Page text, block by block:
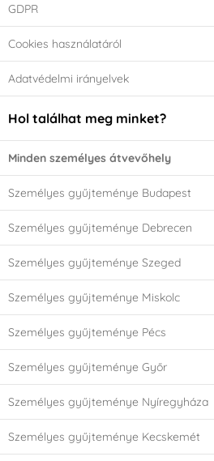
GDPR
Cookies használatáról
Adatvédelmi irányelvek
Hol találhat meg minket?
Minden személyes átvevőhely
Személyes gyűjteménye Budapest
Személyes gyűjteménye Debrecen
Személyes gyűjteménye Szeged
Személyes gyűjteménye Miskolc
Személyes gyűjteménye Pécs
Személyes gyűjteménye Győr
Személyes gyűjteménye Nyíregyháza
Személyes gyűjteménye Kecskemét